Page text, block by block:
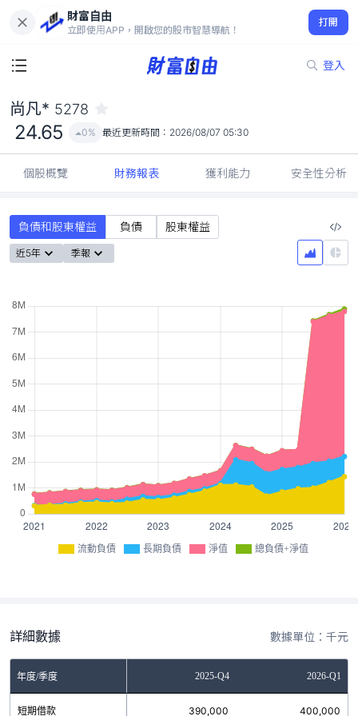
財富自由
立即使用APP，開啟您的股市智慧導航！
打開
登入
24.65
0%
尚凡* 5278
24.65 0% 最近更新時間： 2026/08/07 05:30
個股概覽 財務報表 獲利能力 安全性分析
負債和股東權益 負債 股東權益
近5年 季報
流動負債 長期負債 淨值 總負債+淨值
詳細數據 數據單位：千元
年度/季度 2025-Q4 2026-Q1
短期借款 390,000 400,000